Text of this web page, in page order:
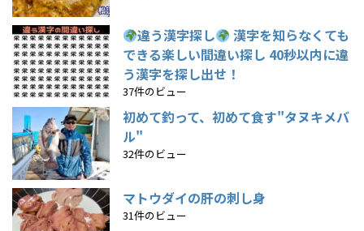
違う漢字探し
漢字を知らなくても
できる楽しい間違い探し 40秒以内に違
う漢字を探し出せ！
37件のビュー
初めて釣って、初めて食す"タヌキメバ
ル"
32件のビュー
マトウダイの肝の刺し身
31件のビュー